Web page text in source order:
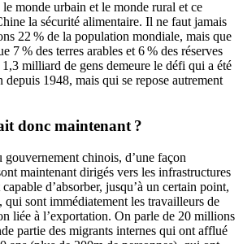
le monde urbain et le monde rural et ce
la sécurité alimentaire. Il ne faut jamais
22 % de la population mondiale, mais que
7 % des terres arables et 6 % des réserves
milliard de gens demeure le défi qui a été
1948, mais qui se repose autrement
donc maintenant ?
gouvernement chinois, d’une façon
maintenant dirigés vers les infrastructures
d’absorber, jusqu’à un certain point,
qui sont immédiatement les travailleurs de
liée à l’exportation. On parle de 20 millions
partie des migrants internes qui ont afflué